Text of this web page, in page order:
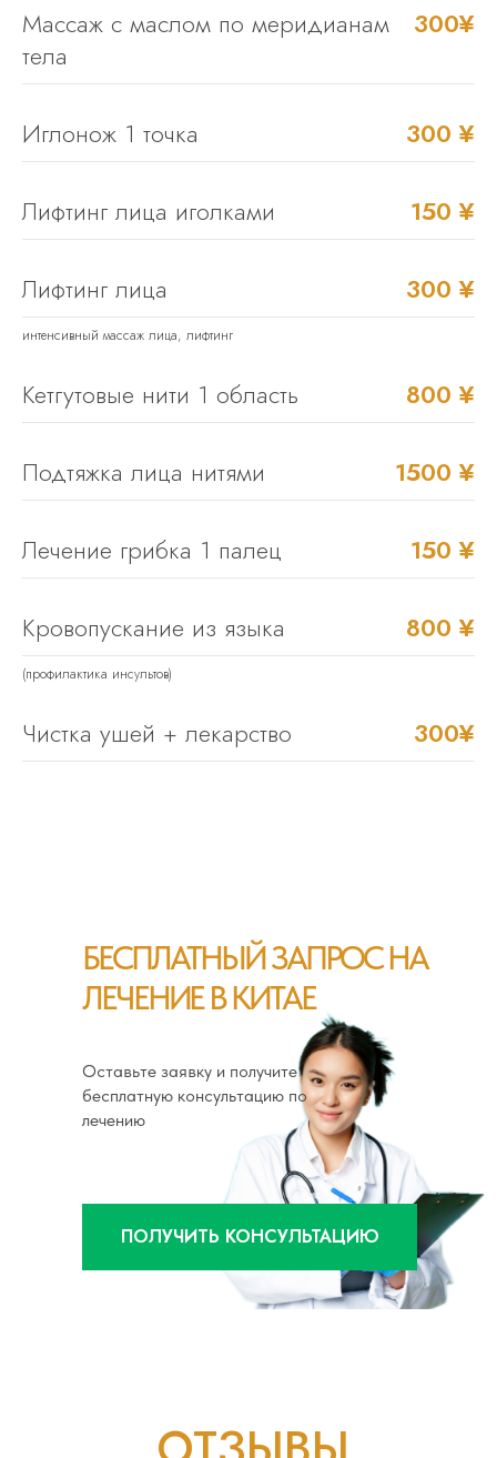
Массаж с маслом по меридианам
тела
300¥
Иглонож 1 точка 300 ¥
Лифтинг лица иголками 150 ¥
Лифтинг лица 300 ¥
интенсивный массаж лица, лифтинг
Кетгутовые нити 1 область 800 ¥
Подтяжка лица нитями 1500 ¥
Лечение грибка 1 палец 150 ¥
Кровопускание из языка 800 ¥
(профилактика инсультов)
Чистка ушей + лекарство 300¥
БЕСПЛАТНЫЙ ЗАПРОС НА
ЛЕЧЕНИЕ В КИТАЕ
Оставьте заявку и получите
бесплатную консультацию по
лечению
ПОЛУЧИТЬ КОНСУЛЬТАЦИЮ